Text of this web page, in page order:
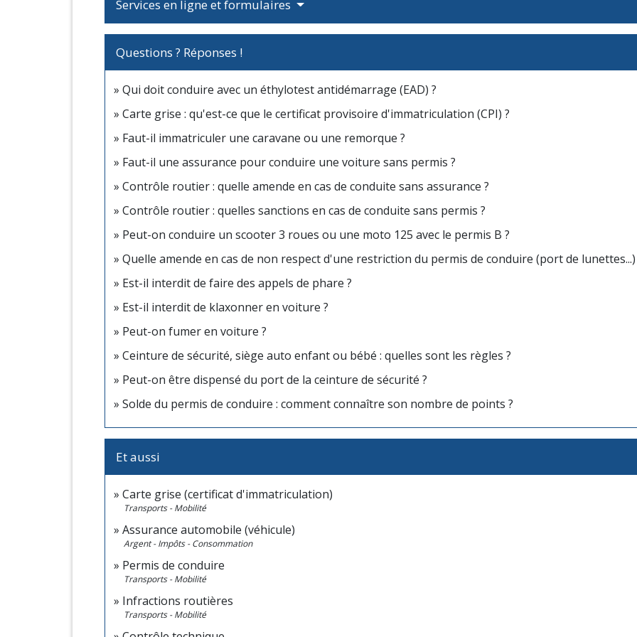
Services en ligne et formulaires
Questions ? Réponses !
Qui doit conduire avec un éthylotest antidémarrage (EAD) ?
Carte grise : qu'est-ce que le certificat provisoire d'immatriculation (CPI) ?
Faut-il immatriculer une caravane ou une remorque ?
Faut-il une assurance pour conduire une voiture sans permis ?
Contrôle routier : quelle amende en cas de conduite sans assurance ?
Contrôle routier : quelles sanctions en cas de conduite sans permis ?
Peut-on conduire un scooter 3 roues ou une moto 125 avec le permis B ?
Quelle amende en cas de non respect d'une restriction du permis de conduire (port de lunettes...)
Est-il interdit de faire des appels de phare ?
Est-il interdit de klaxonner en voiture ?
Peut-on fumer en voiture ?
Ceinture de sécurité, siège auto enfant ou bébé : quelles sont les règles ?
Peut-on être dispensé du port de la ceinture de sécurité ?
Solde du permis de conduire : comment connaître son nombre de points ?
Et aussi
Carte grise (certificat d'immatriculation)
Transports - Mobilité
Assurance automobile (véhicule)
Argent - Impôts - Consommation
Permis de conduire
Transports - Mobilité
Infractions routières
Transports - Mobilité